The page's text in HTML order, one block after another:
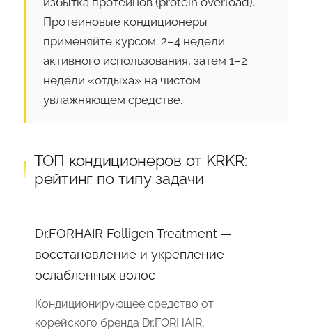
Протеиновые кондиционеры
применяйте курсом: 2–4 недели
активного использования, затем 1–2
недели «отдыха» на чистом
увлажняющем средстве.
ТОП кондиционеров от KRKR:
рейтинг по типу задачи
Dr.FORHAIR Folligen Treatment —
восстановление и укрепление
ослабленных волос
Кондиционирующее средство от
корейского бренда Dr.FORHAIR,